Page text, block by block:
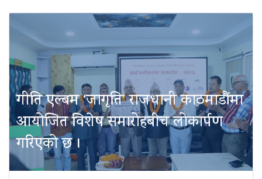
गीति एल्बम ‘जागृति’ राजधानी काठमाडौंमा
आयोजित विशेष समारोहबीच लोकार्पण
गरिएको छ ।